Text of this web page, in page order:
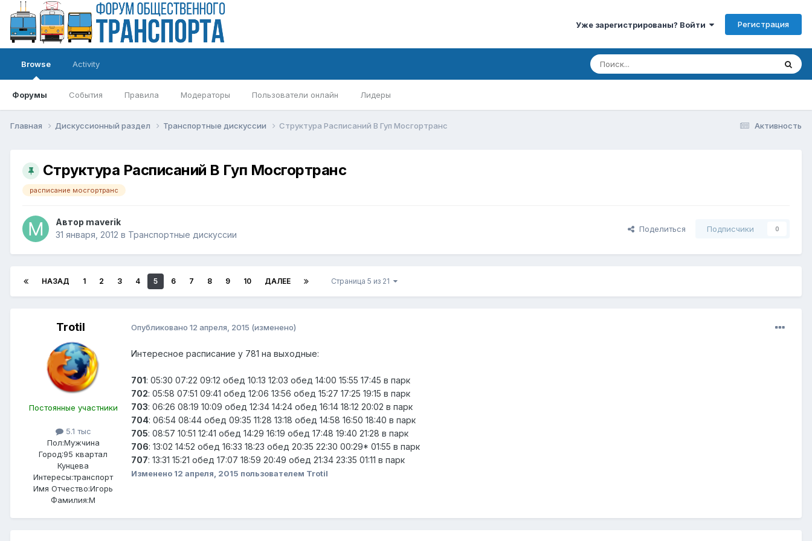
Уже зарегистрированы? Войти Регистрация
Browse
Форумы События Правила Модераторы Пользователи онлайн Лидеры
Activity
Активность
Главная Дискуссионный раздел Транспортные дискуссии Структура Расписаний В Гуп Мосгортранс
Структура Расписаний В Гуп Мосгортранс
расписание мосгортранс
Автор maverik
31 января, 2012 в Транспортные дискуссии
Поделиться Подписчики 0
НАЗАД 1 2 3 4 5 6 7 8 9 10 ДАЛЕЕ Страница 5 из 21
Trotil
Постоянные участники
5.1 тыс
Пол:Мужчина
Город:95 квартал
Кунцева
Интересы:транспорт
Имя Отчество:Игорь
Фамилия:М
Опубликовано 12 апреля, 2015 (изменено)
Интересное расписание у 781 на выходные:
701: 05:30 07:22 09:12 обед 10:13 12:03 обед 14:00 15:55 17:45 в парк
702: 05:58 07:51 09:41 обед 12:06 13:56 обед 15:27 17:25 19:15 в парк
703: 06:26 08:19 10:09 обед 12:34 14:24 обед 16:14 18:12 20:02 в парк
704: 06:54 08:44 обед 09:35 11:28 13:18 обед 14:58 16:50 18:40 в парк
705: 08:57 10:51 12:41 обед 14:29 16:19 обед 17:48 19:40 21:28 в парк
706: 13:02 14:52 обед 16:33 18:23 обед 20:35 22:30 00:29* 01:55 в парк
707: 13:31 15:21 обед 17:07 18:59 20:49 обед 21:34 23:35 01:11 в парк
Изменено 12 апреля, 2015 пользователем Trotil